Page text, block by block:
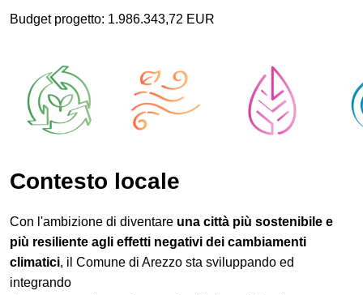
Budget progetto: 1.986.343,72 EUR
Contesto locale
Con l'ambizione di diventare una città più sostenibile e
più resiliente agli effetti negativi dei cambiamenti
climatici, il Comune di Arezzo sta sviluppando ed
integrando